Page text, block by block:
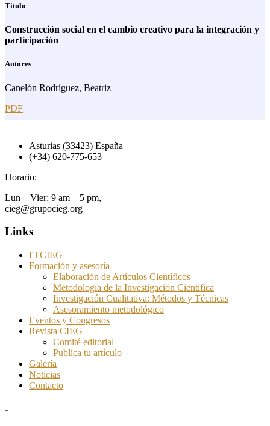
Titulo
Construcción social en el cambio creativo para la integración y
participación
Autores
Canelón Rodríguez, Beatriz
PDF
Asturias (33423) España
(+34) 620-775-653
Horario:
Lun – Vier: 9 am – 5 pm,
cieg@grupocieg.org
Links
El CIEG
Formación y asesoría
Elaboración de Artículos Científicos
Metodología de la Investigación Científica
Investigación Cualitativa: Métodos y Técnicas
Asesoramiento metodológico
Eventos y Congresos
Revista CIEG
Comité editorial
Publica tu artículo
Galería
Noticias
Contacto
-